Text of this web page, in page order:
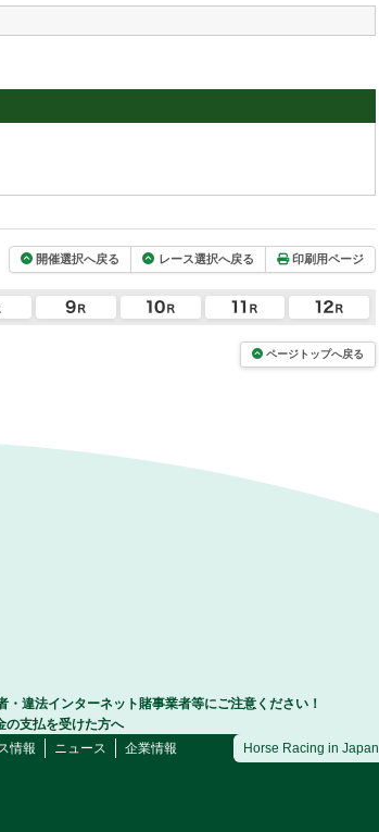
開催選択へ戻る レース選択へ戻る 印刷用ページ
ページトップへ戻る
・違法インターネット賭事業者等にご注意ください！
の支払を受けた方へ
情報 ニュース 企業情報 Horse Racing in Japan